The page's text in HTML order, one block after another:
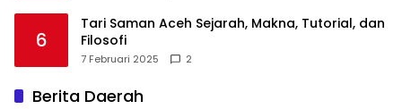
6
Tari Saman Aceh Sejarah, Makna, Tutorial, dan
Filosofi
7 Februari 2025 2
Berita Daerah